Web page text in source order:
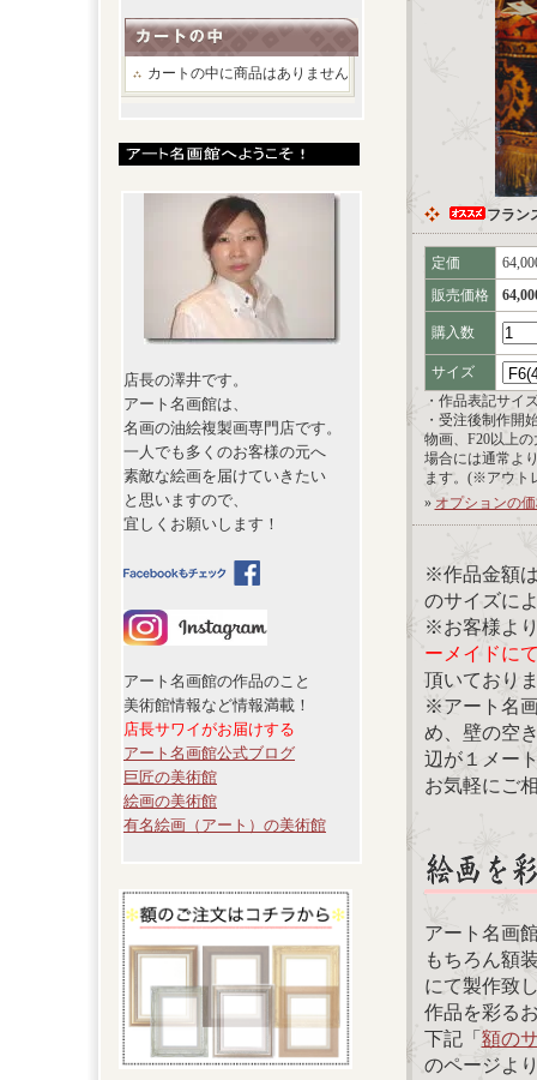
カートの中に商品はありません
店長の澤井です。
アート名画館は、
名画の油絵複製画専門店です。
一人でも多くのお客様の元へ
素敵な絵画を届けていきたい
と思いますので、
宜しくお願いします！
アート名画館の作品のこと
美術館情報など情報満載！
店長サワイがお届けする
アート名画館公式ブログ
巨匠の美術館
絵画の美術館
有名絵画（アート）の美術館
フラン
定価
販売価格
購入数
サイズ
・作品表記サイ
・受注後制作開
物画、F20以上
場合には通常よ
ます。(※アウト
» オプションの
※作品金額
のサイズに
※お客様よ
ーメイドに
頂いており
※アート名
め、壁の空
辺が１メー
お気軽にご
アート名画
もちろん額
にて製作致
作品を彩る
下記「額の
のページよ